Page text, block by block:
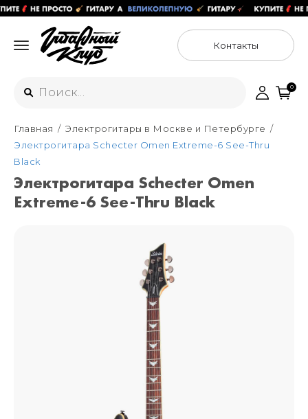
Контакты
Интернет-магазин
+7 (925) 125-54-44
+7 (925) 176-55-65
ул. Большая Новодмитровская 36с15,
Санкт-Петербург
+7 (925) 879-85-35
Санкт-Петербург
+7 (999) 213-51-93
0
Главная
Электрогитары в Москве и Петербурге
Электрогитара Schecter Omen Extreme-6 See-Thru
Black
Электрогитара Schecter Omen
Extreme-6 See-Thru Black